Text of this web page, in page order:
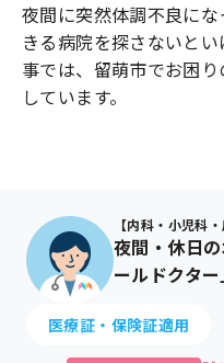
夜間に突然体調不良に
きる病院を探さないと
事では、 留萌市でお困
しています。
【内科・小児科
夜間・休日
ールドクター
医療証・保険証適用